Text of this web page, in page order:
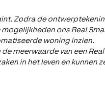
Zodra de
ons Real
woning inzien.
meerwaarde van een
in het leven en kunnen